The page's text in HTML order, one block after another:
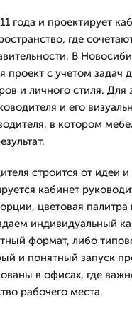
года и проектирует
где
В
проект с учетом задач
и личного стиля. Для
и его
в котором
строится от идеи
кабинет
цветовая палитра
индивидуальный
формат, либо
и понятный запуск
в офисах, где
рабочего места.